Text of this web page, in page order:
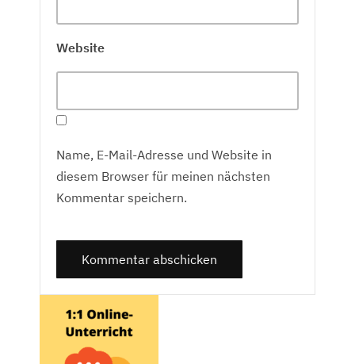
Website
Name, E-Mail-Adresse und Website in
diesem Browser für meinen nächsten
Kommentar speichern.